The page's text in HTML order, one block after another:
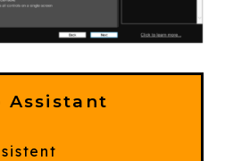
Assistant